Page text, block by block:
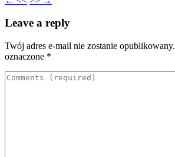
Leave a reply
Twój adres e-mail nie zostanie opublikowany.
oznaczone *